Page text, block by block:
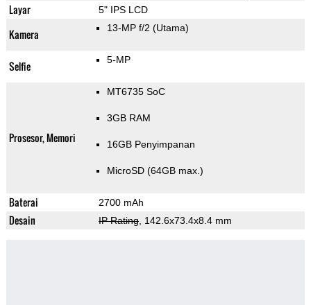
Layar 5" IPS LCD
Kamera 13-MP f/2 (Utama)
Selfie 5-MP
Prosesor, Memori
MT6735 SoC
3GB RAM
16GB Penyimpanan
MicroSD (64GB max.)
Baterai 2700 mAh
Desain IP Rating, 142.6x73.4x8.4 mm